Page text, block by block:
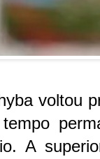
voltou
tempo
A